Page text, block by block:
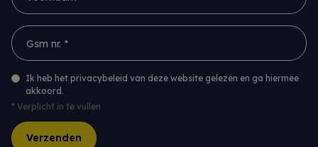
Gsm nr. *
Ik heb het privacybeleid van deze website gelezen en ga hiermee
akkoord.
* Verplicht in te vullen
Verzenden